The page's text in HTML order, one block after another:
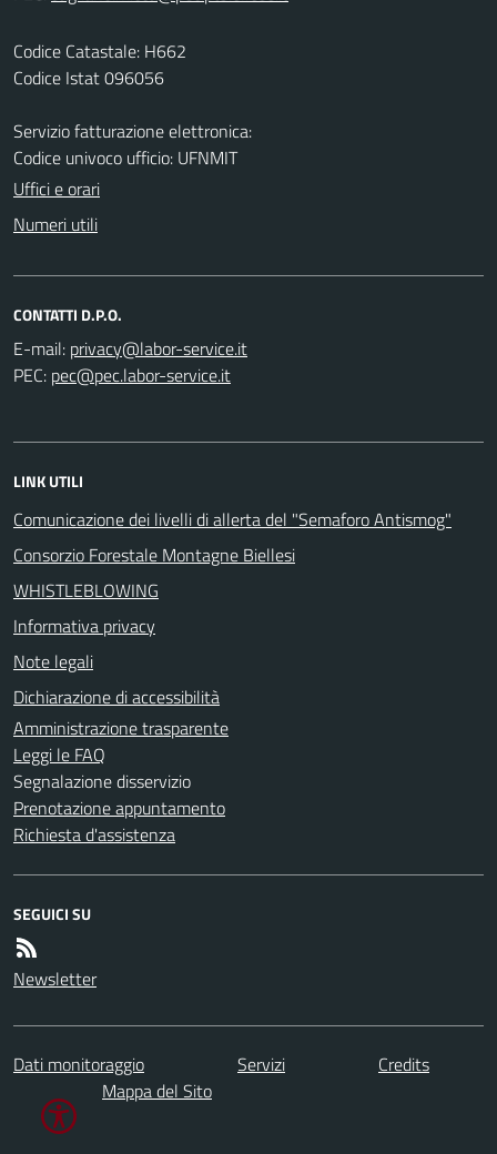
Codice Catastale: H662
Codice Istat 096056
Servizio fatturazione elettronica:
Codice univoco ufficio: UFNMIT
Uffici e orari
Numeri utili
CONTATTI D.P.O.
E-mail:
PEC:
LINK UTILI
Comunicazione dei livelli di allerta del "Semaforo Antismog"
Consorzio Forestale Montagne Biellesi
WHISTLEBLOWING
Informativa privacy
Note legali
Dichiarazione di accessibilità
Amministrazione trasparente
Leggi le FAQ
Segnalazione disservizio
Prenotazione appuntamento
Richiesta d'assistenza
SEGUICI SU
Newsletter
Dati monitoraggio Servizi
Credits
Mappa del Sito